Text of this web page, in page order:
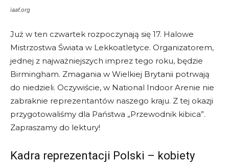
iaaf.org
Już w ten czwartek rozpoczynają się 17. Halowe
Mistrzostwa Świata w Lekkoatletyce. Organizatorem,
jednej z najważniejszych imprez tego roku, będzie
Birmingham. Zmagania w Wielkiej Brytanii potrwają
do niedzieli. Oczywiście, w National Indoor Arenie nie
zabraknie reprezentantów naszego kraju. Z tej okazji
przygotowaliśmy dla Państwa „Przewodnik kibica”.
Zapraszamy do lektury!
Kadra reprezentacji Polski – kobiety